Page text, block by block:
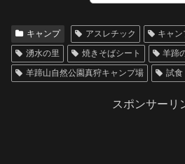
キャンプ アスレチック キャン
湧水の里
焼きそばシート 羊蹄
羊蹄山自然公園真狩キャンプ場
試食
スポンサーリ